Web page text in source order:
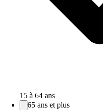
15 à 64 ans
65 ans et plus